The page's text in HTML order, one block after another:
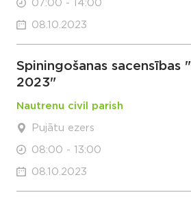
07:00 - 14:00
08.10.2023
Spiningošanas sacensības
2023"
Nautrenu civil parish
Pujātu ezers
08:00 - 13:00
08.10.2023